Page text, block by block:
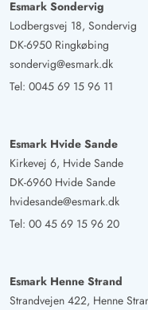
Deutschland
Das Ferienhaus ist toll
eingerichtet. Der
auch der Abstellraum
Harald Woltersdorf
Deutschland
Das Ferienhaus ist
besten besten Häuser
Deutschland
Esmark Sondervig
Lodbergsvej 18, Sondervig
DK-6950 Ringkøbing
sondervig@esmark.dk
Tel: 0045 69 15 96 11
Esmark Hvide Sande
Kirkevej 6, Hvide Sande
DK-6960 Hvide Sande
hvidesande@esmark.dk
Tel: 00 45 69 15 96 20
Esmark Henne Strand
Strandvejen 422, Henne